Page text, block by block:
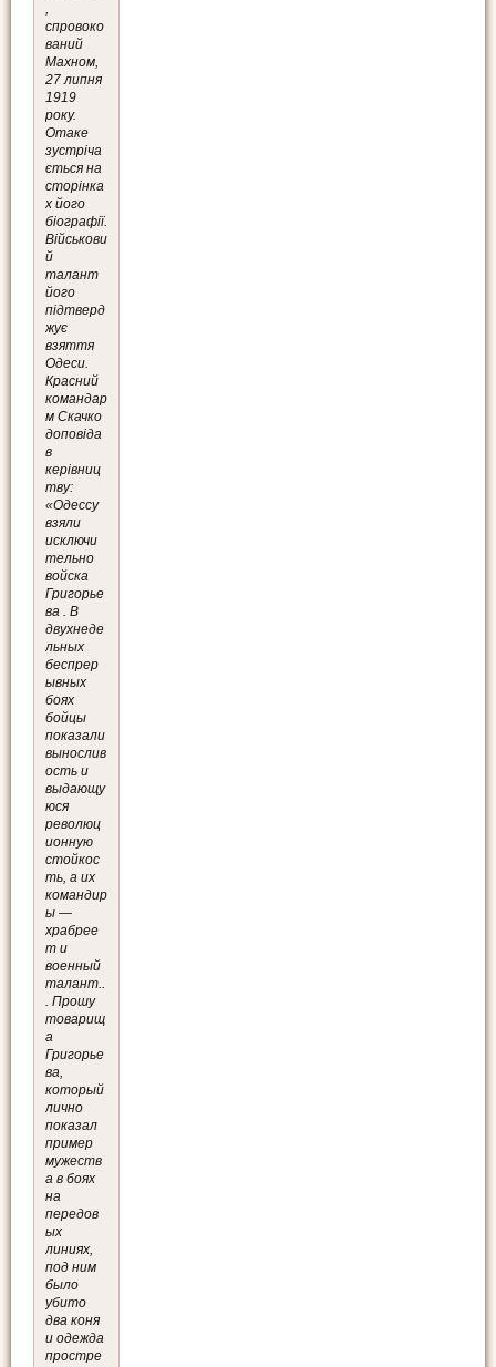
спровоко
ваний
Махном,
27 липня
1919
року.
Отаке
зустріча
ється на
сторінка
х його
біографії.
Військови
й
талант
його
підтверд
жує
взяття
Одеси.
Красний
командар
м Скачко
доповіда
в
керівниц
тву:
«Одессу
взяли
исключи
тельно
войска
Григорье
ва . В
двухнеде
льных
беспрер
ывных
боях
бойцы
показали
вынослив
ость и
выдающу
юся
революц
ионную
стойкос
ть, а их
командир
ы —
храбрее
т и
военный
талант..
. Прошу
товарищ
а
Григорье
ва,
который
лично
показал
пример
мужеств
а в боях
на
передов
ых
линиях,
под ним
было
убито
два коня
и одежда
простре